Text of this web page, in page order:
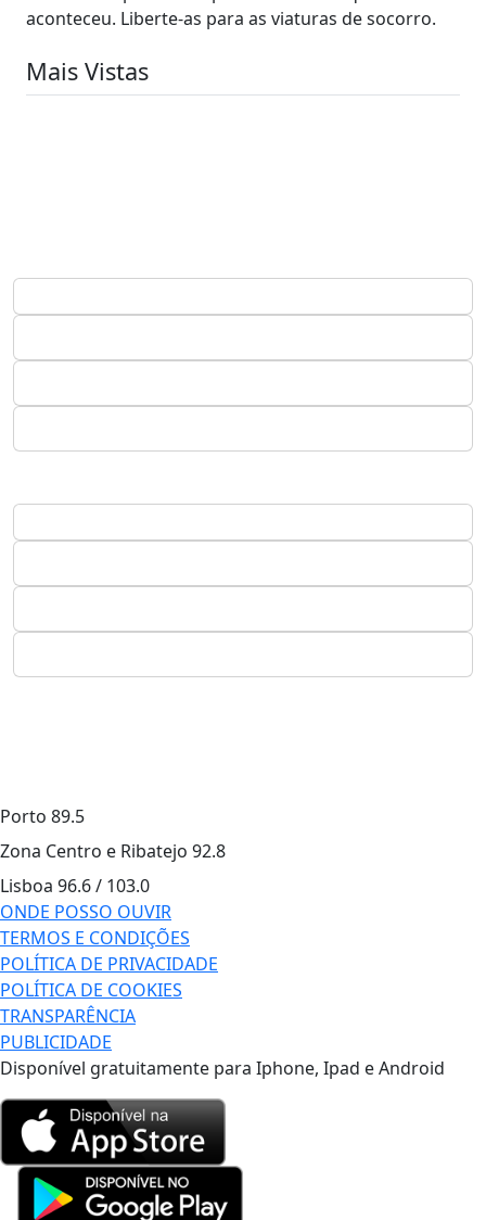
aconteceu. Liberte-as para as viaturas de socorro.
Mais Vistas
Porto 89.5
Zona Centro e Ribatejo 92.8
Lisboa 96.6 / 103.0
ONDE POSSO OUVIR
TERMOS E CONDIÇÕES
POLÍTICA DE PRIVACIDADE
POLÍTICA DE COOKIES
TRANSPARÊNCIA
PUBLICIDADE
Disponível gratuitamente para Iphone, Ipad e Android